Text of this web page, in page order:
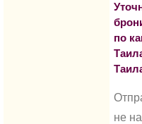
по
не